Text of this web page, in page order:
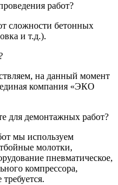
работ?
сложности бетонных
и т.д.).
на данный момент
компания «ЭКО
для демонтажных работ?
мы используем
молотки,
пневматическое,
компрессора,